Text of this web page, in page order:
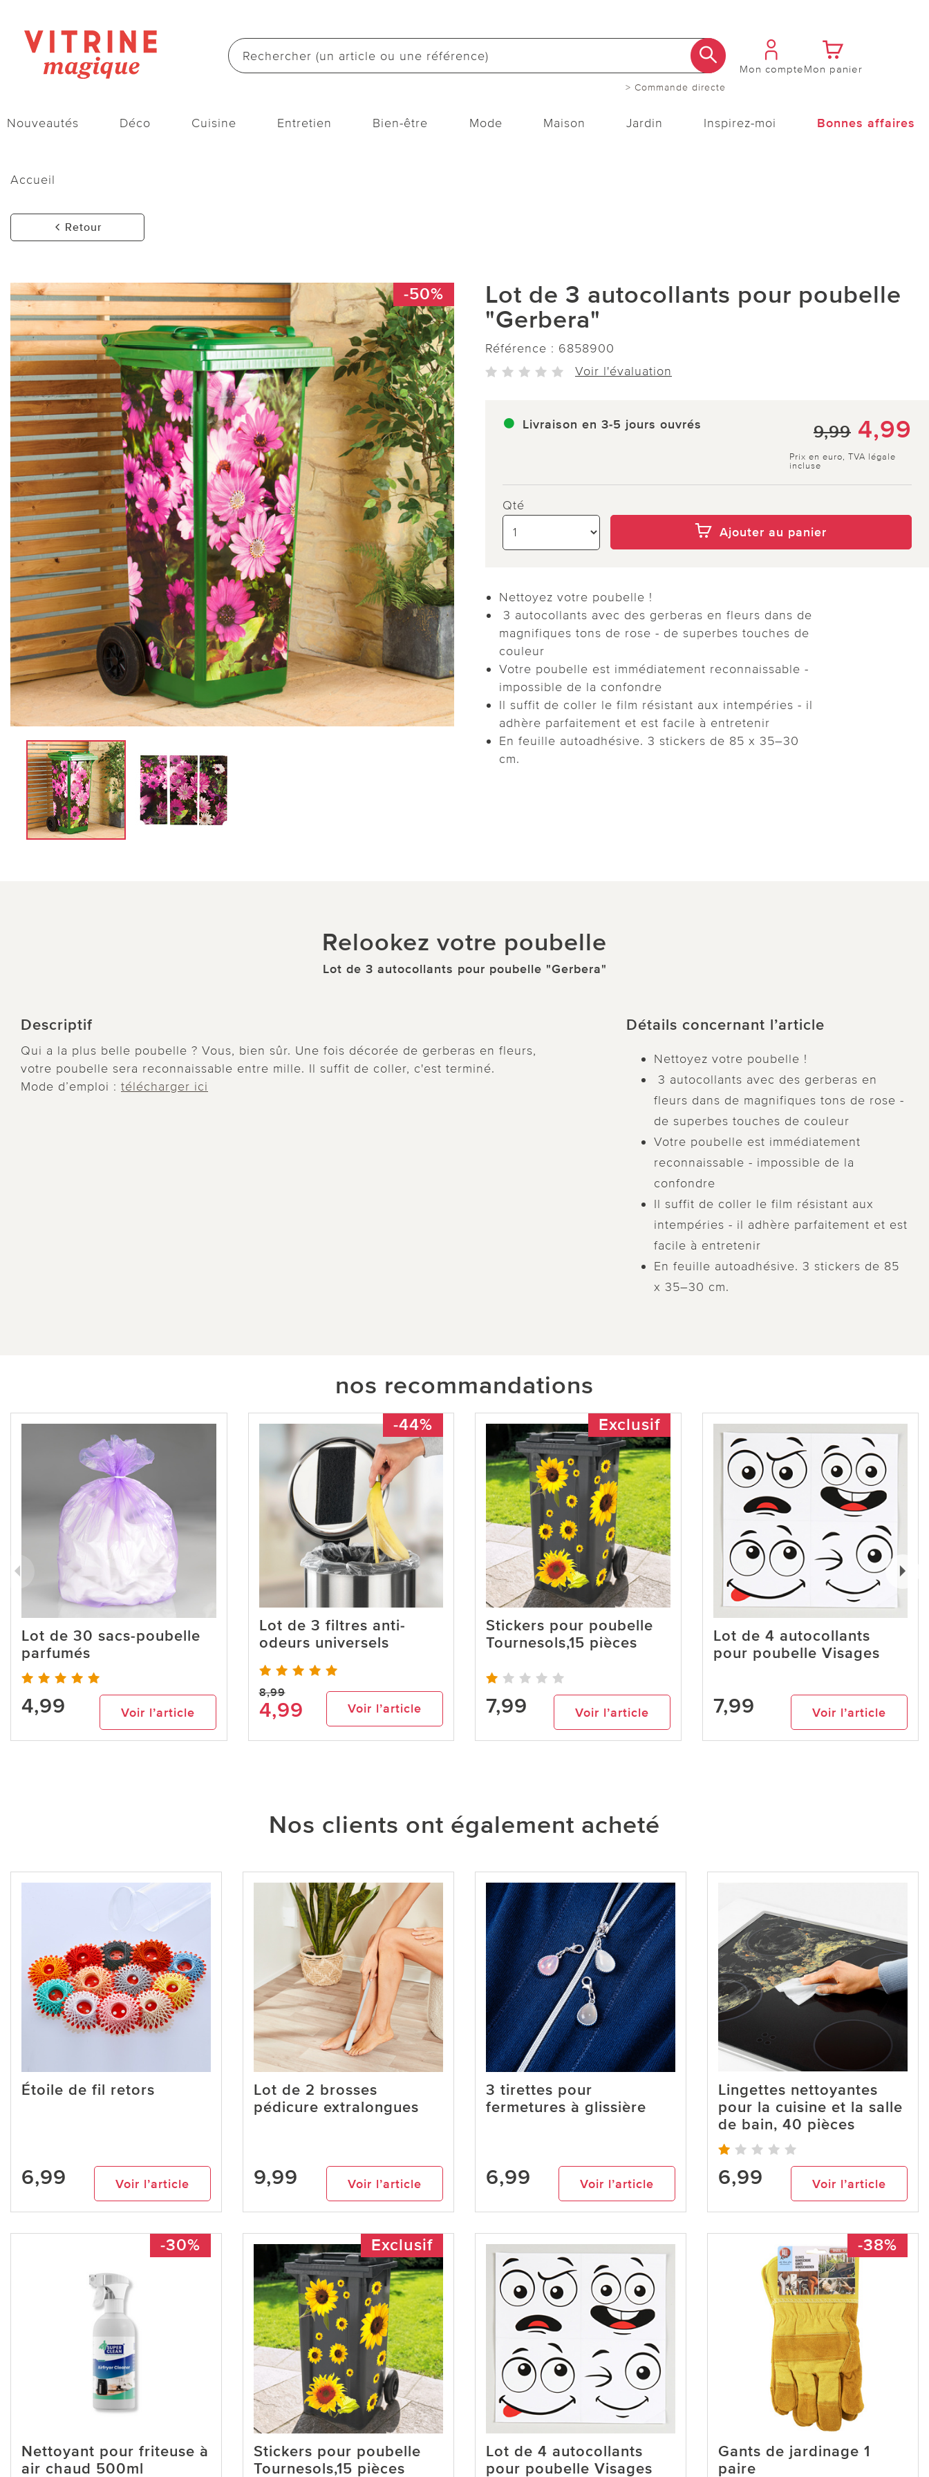
> Commande directe
Mon compteMon panier
Nouveautés Déco Cuisine Entretien Bien-être Mode Maison Jardin Inspirez-moi Bonnes affaires
Accueil
Retour
-50%
Lot de 3 autocollants pour poubelle
"Gerbera"
Référence : 6858900
Voir l'évaluation
Livraison en 3-5 jours ouvrés 9,99 4,99
Prix en euro, TVA légale
incluse
Qté
Ajouter au panier
Nettoyez votre poubelle !
3 autocollants avec des gerberas en fleurs dans de
magnifiques tons de rose - de superbes touches de
couleur
Votre poubelle est immédiatement reconnaissable -
impossible de la confondre
Il suffit de coller le film résistant aux intempéries - il
adhère parfaitement et est facile à entretenir
En feuille autoadhésive. 3 stickers de 85 x 35–30
cm.
Relookez votre poubelle
Lot de 3 autocollants pour poubelle "Gerbera"
Descriptif
Qui a la plus belle poubelle ? Vous, bien sûr. Une fois décorée de gerberas en fleurs,
votre poubelle sera reconnaissable entre mille. Il suffit de coller, c'est terminé.
Mode d’emploi : télécharger ici
Détails concernant l’article
Nettoyez votre poubelle !
3 autocollants avec des gerberas en
fleurs dans de magnifiques tons de rose -
de superbes touches de couleur
Votre poubelle est immédiatement
reconnaissable - impossible de la
confondre
Il suffit de coller le film résistant aux
intempéries - il adhère parfaitement et est
facile à entretenir
En feuille autoadhésive. 3 stickers de 85
x 35–30 cm.
nos recommandations
Lot de 30 sacs-poubelle
parfumés
4,99 Voir l’article
-44%
Lot de 3 filtres anti-
odeurs universels
8,99
4,99 Voir l’article
Exclusif
Stickers pour poubelle
Tournesols,15 pièces
7,99 Voir l’article
Lot de 4 autocollants
pour poubelle Visages
7,99 Voir l’article
Nos clients ont également acheté
Étoile de fil retors
6,99 Voir l’article
Lot de 2 brosses
pédicure extralongues
9,99 Voir l’article
3 tirettes pour
fermetures à glissière
6,99 Voir l’article
Lingettes nettoyantes
pour la cuisine et la salle
de bain, 40 pièces
6,99 Voir l’article
-30%
Nettoyant pour friteuse à
air chaud 500ml
Exclusif
Stickers pour poubelle
Tournesols,15 pièces
Lot de 4 autocollants
pour poubelle Visages
-38%
Gants de jardinage 1
paire